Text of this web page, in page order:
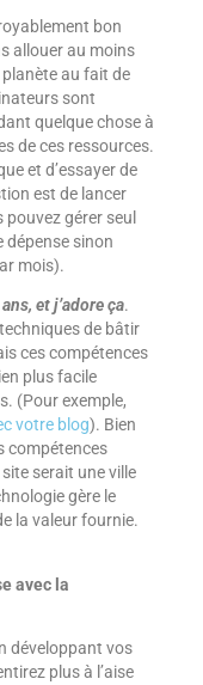
bon
allouer au moins
au fait de
sont
quelque chose à
de ces ressources.
et d’essayer de
est de lancer
gérer seul
dépense sinon
mois).
et j’adore ça.
de bâtir
ces compétences
plus facile
(Pour exemple,
votre blog). Bien
compétences
serait une ville
gère le
la valeur fournie.
avec la
développant vos
plus à l’aise